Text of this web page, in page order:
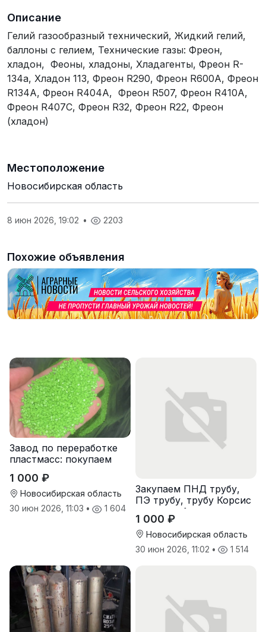
Описание
Гелий газообразный технический, Жидкий гелий,
баллоны с гелием, Технические газы: Фреон,
хладон, Феоны, хладоны, Хладагенты, Фреон R-
134a, Хладон 113, Фреон R290, Фреон R600A, Фреон
R134A, Фреон R404A, Фреон R507, Фреон R410A,
Фреон R407С, Фреон R32, Фреон R22, Фреон
(хладон)
Местоположение
Новосибирская область
8 июн 2026, 19:02 • 2203
Похожие объявления
Завод по переработке
пластмасс: покупаем
паллет и поддонов
1 000 ₽
Новосибирская область
30 июн 2026, 11:03 • 1 604
Закупаем ПНД трубу,
ПЭ трубу, трубу Корсис
оптом от 1 тонны
1 000 ₽
Новосибирская область
30 июн 2026, 11:02 • 1 514